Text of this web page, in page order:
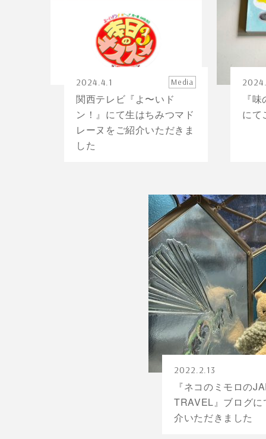
2024.4.1 Media
関西テレビ『よ〜いド
ン！』にて生はちみつマド
レーヌをご紹介いただきま
した
『
にて
2022.2.13
『ネコのミモロの
TRAVEL』ブログに
介いただきました